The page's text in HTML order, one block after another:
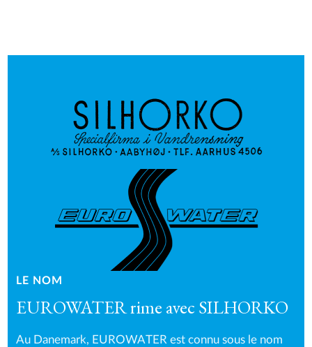
LE NOM
EUROWATER rime avec SILHORKO
Au Danemark, EUROWATER est connu sous le nom